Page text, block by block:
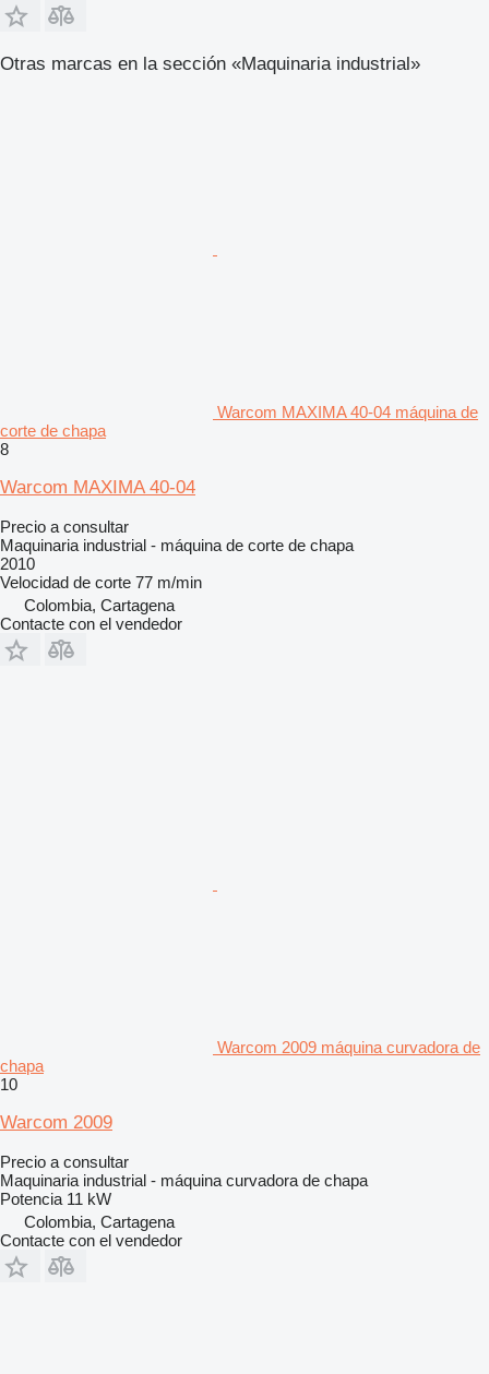
Otras marcas en la sección «Maquinaria industrial»
Warcom MAXIMA 40-04 máquina de
corte de chapa
8
Warcom MAXIMA 40-04
Precio a consultar
Maquinaria industrial - máquina de corte de chapa
2010
Velocidad de corte 77 m/min
Colombia, Cartagena
Contacte con el vendedor
Warcom 2009 máquina curvadora de
chapa
10
Warcom 2009
Precio a consultar
Maquinaria industrial - máquina curvadora de chapa
Potencia 11 kW
Colombia, Cartagena
Contacte con el vendedor